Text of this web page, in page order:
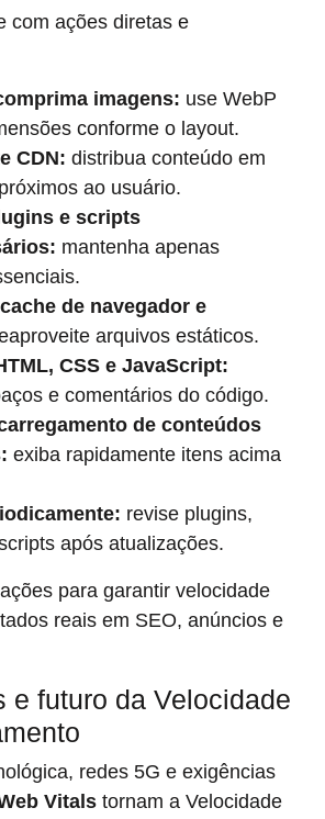
com ações diretas e
imagens: use WebP
conforme o layout.
CDN: distribua conteúdo em
ao usuário.
e scripts
mantenha apenas
de navegador e
arquivos estáticos.
CSS e JavaScript:
e comentários do código.
de conteúdos
exiba rapidamente itens acima
revise plugins,
após atualizações.
para garantir velocidade
reais em SEO, anúncios e
e futuro da Velocidade
redes 5G e exigências
Vitals tornam a Velocidade